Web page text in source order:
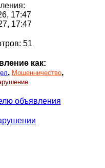
17:47
17:47
51
как:
, Мошенничество,
объявления